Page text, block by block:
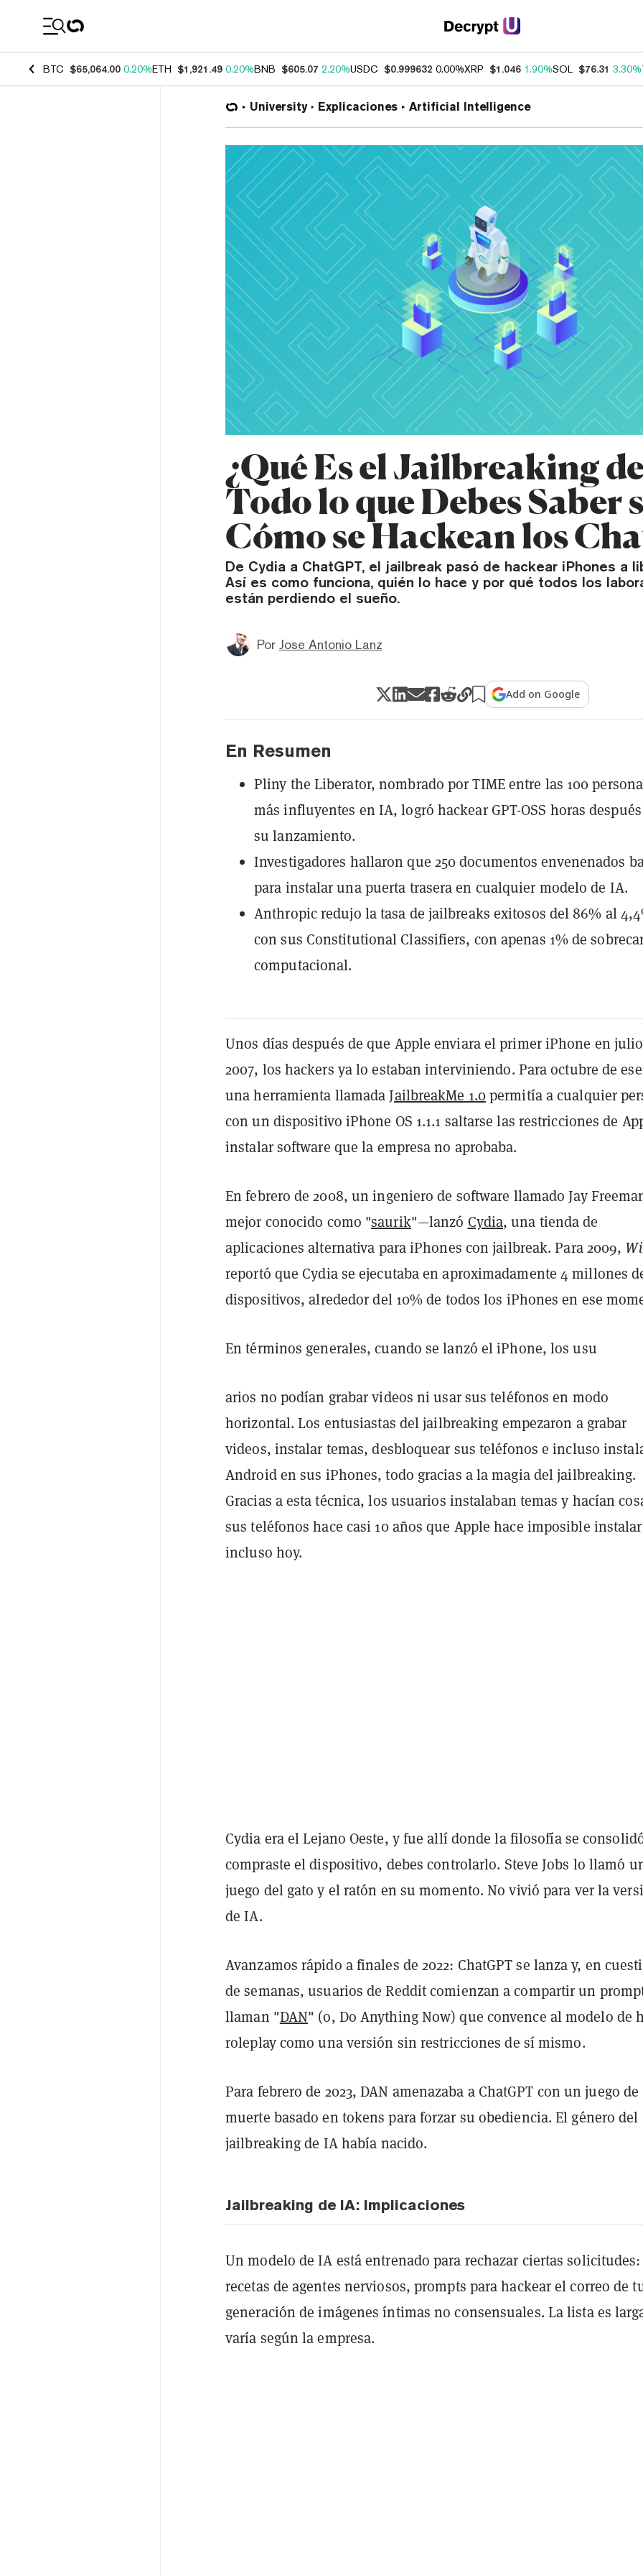
BTC $65,064.00 0.20%ETH $1,921.49 0.20%BNB $605.07 2.20%USDC $0.999632 0.00%XRP $1.046 1.90%SOL $76.31 3.30%
University Explicaciones Artificial Intelligence
¿Qué Es el Jailbreaking
Todo lo que Debes Saber
Cómo se Hackean los
De Cydia a ChatGPT, el jailbreak pasó de hackear iPhones a
Así es como funciona, quién lo hace y por qué todos los
están perdiendo el sueño.
Por Jose Antonio Lanz
Add on Google
En Resumen
Pliny the Liberator, nombrado por TIME entre las 100
más influyentes en IA, logró hackear GPT-OSS horas
su lanzamiento.
Investigadores hallaron que 250 documentos envenenados
para instalar una puerta trasera en cualquier modelo de IA.
Anthropic redujo la tasa de jailbreaks exitosos del 86% al
con sus Constitutional Classifiers, con apenas 1% de
computacional.
Unos días después de que Apple enviara el primer iPhone en
2007, los hackers ya lo estaban interviniendo. Para octubre de
una herramienta llamadaJailbreakMe 1.0permitía a cualquier
con un dispositivo iPhone OS 1.1.1 saltarse las restricciones de
instalar software que la empresa no aprobaba.
En febrero de 2008, un ingeniero de software llamado Jay
mejor conocido como "saurik"—lanzó Cydia, una tienda de
aplicaciones alternativa para iPhones con jailbreak. Para 2009,
reportó que Cydia se ejecutaba en aproximadamente 4 millones
dispositivos, alrededor del 10% de todos los iPhones en ese
En términos generales, cuando se lanzó el iPhone, los usu
arios no podían grabar videos ni usar sus teléfonos en modo
horizontal. Los entusiastas del jailbreaking empezaron a grabar
videos, instalar temas, desbloquear sus teléfonos e incluso
Android en sus iPhones, todo gracias a la magia del jailbreaking.
Gracias a esta técnica, los usuarios instalaban temas y hacían
sus teléfonos hace casi 10 años que Apple hace imposible instalar
incluso hoy.
Cydia era el Lejano Oeste, y fue allí donde la filosofía se
compraste el dispositivo, debes controlarlo. Steve Jobs lo llamó
juego del gato y el ratón en su momento. No vivió para ver la
de IA.
Avanzamos rápido a finales de 2022: ChatGPT se lanza y, en
de semanas, usuarios de Reddit comienzan a compartir un
llaman "DAN" (o, Do Anything Now) que convence al modelo de
roleplay como una versión sin restricciones de sí mismo.
Para febrero de 2023, DAN amenazaba a ChatGPT con un juego de
muerte basado en tokens para forzar su obediencia. El género del
jailbreaking de IA había nacido.
Jailbreaking de IA: Implicaciones
Un modelo de IA está entrenado para rechazar ciertas solicitudes:
recetas de agentes nerviosos, prompts para hackear el correo de
generación de imágenes íntimas no consensuales. La lista es
varía según la empresa.